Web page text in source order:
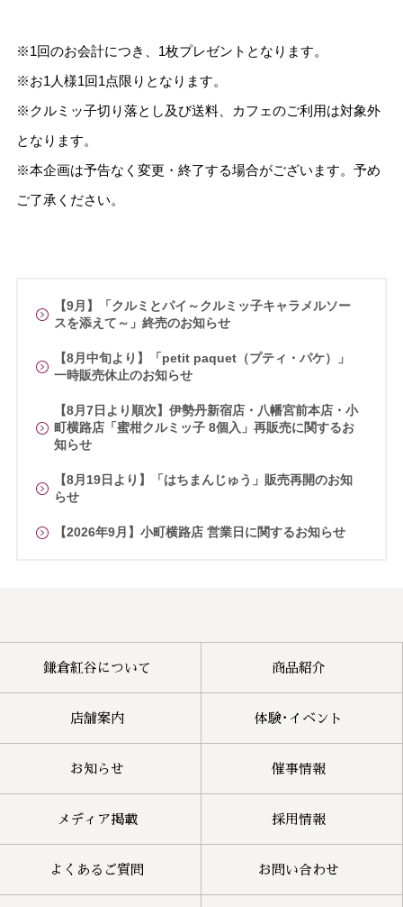
※1回のお会計につき、1枚プレゼントとなります。
※お1人様1回1点限りとなります。
※クルミッ子切り落とし及び送料、カフェのご利用は対象外
となります。
※本企画は予告なく変更・終了する場合がございます。予め
ご了承ください。
【9月】「クルミとパイ～クルミッ子キャラメルソー
スを添えて～」終売のお知らせ
【8月中旬より】「petit paquet（プティ・パケ）」
一時販売休止のお知らせ
【8月7日より順次】伊勢丹新宿店・八幡宮前本店・小
町横路店「蜜柑クルミッ子 8個入」再販売に関するお
知らせ
【8月19日より】「はちまんじゅう」販売再開のお知
らせ
【2026年9月】小町横路店 営業日に関するお知らせ
鎌倉紅谷について 商品紹介
店舗案内 体験･イベント
お知らせ 催事情報
メディア掲載 採用情報
よくあるご質問 お問い合わせ